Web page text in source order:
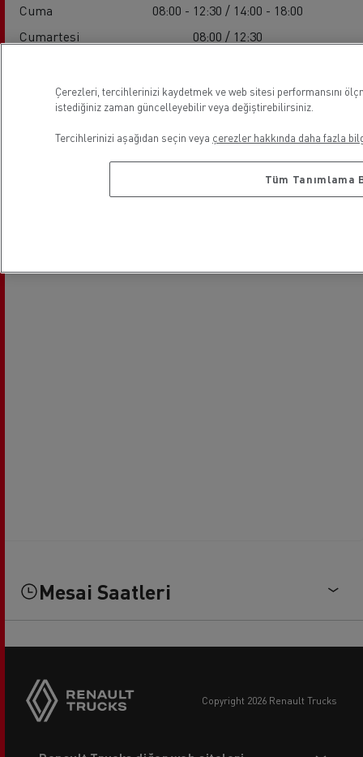
Cuma
08:00 - 12:30 / 14:00 - 18:00
Cumartesi
08:00 / 12:30
Mesai Saatleri
copyright 2026 Renault Trucks
Çerezleri, tercihlerinizi kaydetmek ve web sitesi performansını
istediğiniz zaman güncelleyebilir veya değiştirebilirsiniz.
Tercihlerinizi aşağıdan seçin veya çerezler hakkında daha fazla
Tüm